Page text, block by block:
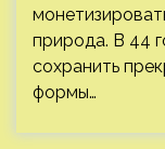
природа. В 44
сохранить
формы…